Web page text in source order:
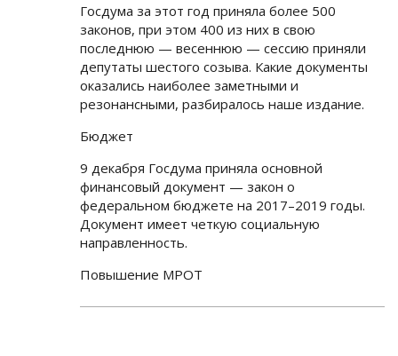
Госдума за этот год приняла более 500
законов, при этом 400 из них в свою
последнюю — весеннюю — сессию приняли
депутаты шестого созыва. Какие документы
оказались наиболее заметными и
резонансными, разбиралось наше издание.
Бюджет
9 декабря Госдума приняла основной
финансовый документ — закон о
федеральном бюджете на 2017–2019 годы.
Документ имеет четкую социальную
направленность.
Повышение МРОТ